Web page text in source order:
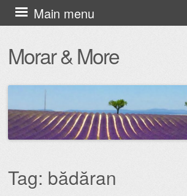
Morar & More
Main menu
Skip
to
content
Tag: bădăran